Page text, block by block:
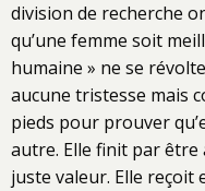
division de recherche
qu’une femme soit
humaine » ne se
aucune tristesse mais
pieds pour prouver
autre. Elle finit par être
juste valeur. Elle reçoit